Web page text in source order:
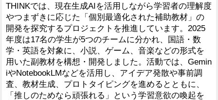
THINKでは、現在生成AIを活用しながら学習者の理解度
やつまずきに応じた「個別最適化された補助教材」の
開発を探究するプロジェクトを推進しています。2025
年度は17名の学生が5つのチームに分かれ、国語・数
学・英語を対象に、小説、ゲーム、音楽などの形式を
用いた副教材を構想・開発しました。活動では、Gemin
iやNotebookLMなどを活用し、アイデア発散や事前調
査、教材生成、プロトタイピングを進めるとともに、
「推しのためなら頑張れる」という学習意欲の喚起を